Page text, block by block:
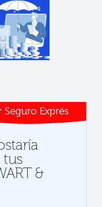
Seguro Exprés
tus
&